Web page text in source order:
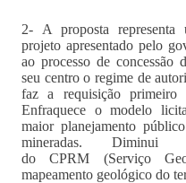
2- A proposta representa
projeto apresentado pelo
ao processo de concessão
seu centro o regime de
faz a requisição primeiro
Enfraquece o modelo
maior planejamento
mineradas.
do CPRM (Serviço
mapeamento geológico do